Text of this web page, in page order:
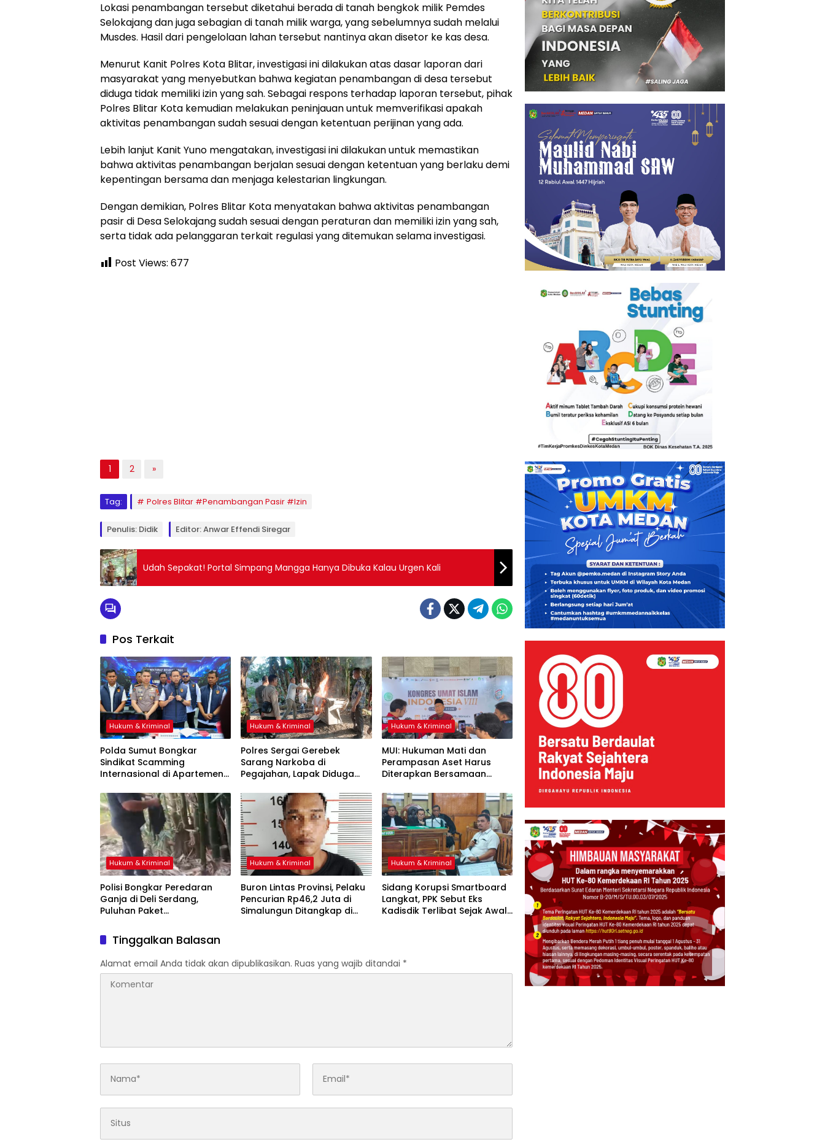
Lokasi penambangan tersebut diketahui berada di tanah bengkok milik Pemdes
Selokajang dan juga sebagian di tanah milik warga, yang sebelumnya sudah melalui
Musdes. Hasil dari pengelolaan lahan tersebut nantinya akan disetor ke kas desa.
Menurut Kanit Polres Kota Blitar, investigasi ini dilakukan atas dasar laporan dari
masyarakat yang menyebutkan bahwa kegiatan penambangan di desa tersebut
diduga tidak memiliki izin yang sah. Sebagai respons terhadap laporan tersebut, pihak
Polres Blitar Kota kemudian melakukan peninjauan untuk memverifikasi apakah
aktivitas penambangan sudah sesuai dengan ketentuan perijinan yang ada.
Lebih lanjut Kanit Yuno mengatakan, investigasi ini dilakukan untuk memastikan
bahwa aktivitas penambangan berjalan sesuai dengan ketentuan yang berlaku demi
kepentingan bersama dan menjaga kelestarian lingkungan.
Dengan demikian, Polres Blitar Kota menyatakan bahwa aktivitas penambangan
pasir di Desa Selokajang sudah sesuai dengan peraturan dan memiliki izin yang sah,
serta tidak ada pelanggaran terkait regulasi yang ditemukan selama investigasi.
Post Views: 677
1 2 »
Tag: Polres Blitar #Penambangan Pasir #Izin
Penulis: Didik Editor: Anwar Effendi Siregar
Udah Sepakat! Portal Simpang Mangga Hanya Dibuka Kalau Urgen Kali
Pos Terkait
Hukum & Kriminal
Polda Sumut Bongkar
Sindikat Scamming
Internasional di Apartemen
Kalimantan Rugi Rp6,7 Miliar
Hukum & Kriminal
Polres Sergai Gerebek
Sarang Narkoba di
Pegajahan, Lapak Diduga
Dibakar
Hukum & Kriminal
‎MUI: Hukuman Mati dan
Perampasan Aset Harus
Diterapkan Bersamaan
Hukum & Kriminal
Polisi Bongkar Peredaran
Ganja di Deli Serdang,
Puluhan Paket
Bambu
Hukum & Kriminal
Buron Lintas Provinsi, Pelaku
Pencurian Rp46,2 Juta di
Simalungun Ditangkap di
Hukum & Kriminal
Sidang Korupsi Smartboard
Langkat, PPK Sebut Eks
Kadisdik Terlibat Sejak Awal
Tinggalkan Balasan
Alamat email Anda tidak akan dipublikasikan. Ruas yang wajib ditandai *